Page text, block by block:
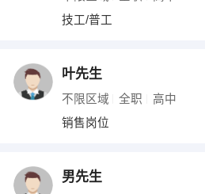
技工/普工
叶先生
不限区域 全职 高中
销售岗位
男先生